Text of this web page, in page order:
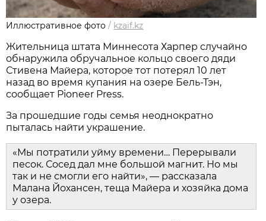
Иллюстративное фото / kzaif.kz
Жительница штата Миннесота Харпер случайно
обнаружила обручальное кольцо своего дяди
Стивена Майера, которое тот потерял 10 лет
назад во время купания на озере Бель-Тэн,
сообщает Pioneer Press.
За прошедшие годы семья неоднократно
пыталась найти украшение.
«Мы потратили уйму времени… Перерывали
песок. Сосед дал мне большой магнит. Но мы
так и не смогли его найти», — рассказала
Малана Йохансен, теща Майера и хозяйка дома
у озера.